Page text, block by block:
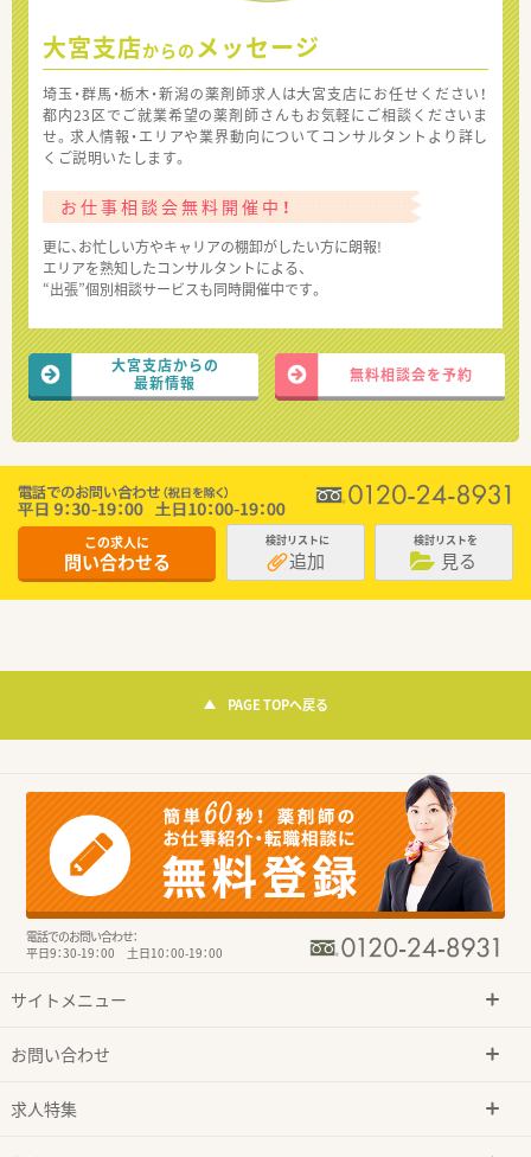
大宮支店からの メッセージ
埼玉・群馬・栃木・新潟の薬剤師求人は大宮支店にお任せください！
都内23区でご就業希望の薬剤師さんもお気軽にご相談くださいま
せ。求人情報・エリアや業界動向についてコンサルタントより詳し
くご説明いたします。
お仕事相談会無料開催中！
更に、お忙しい方やキャリアの棚卸がしたい方に朗報!
エリアを熟知したコンサルタントによる、
“出張”個別相談サービスも同時開催中です。
大宮支店からの
最新情報
無料相談会を予約
この求人に
問い合わせる
検討リストに
追加
検討リストを
見る
PAGE TOPへ戻る
電話でのお問い合わせ：
平日9：30-19：00 土日10：00-19：00
サイトメニュー
お問い合わせ
求人特集